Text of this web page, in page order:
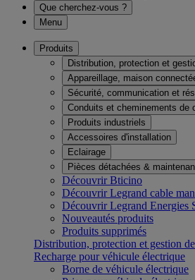
Que cherchez-vous ?
Menu
Produits
Distribution, protection et
Appareillage, maison
Sécurité, communication et
Conduits et cheminements de
Produits industriels
Accessoires d'installation
Eclairage
Pièces détachées &
Découvrir Bticino
Découvrir Legrand cable
Découvrir Legrand Energies
Nouveautés produits
Produits supprimés
Distribution, protection et gestion
Recharge pour véhicule électrique
Borne de véhicule électrique